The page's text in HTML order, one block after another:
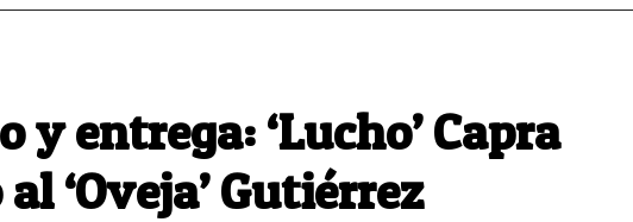
y entrega: ‘Lucho’ Capra
‘Oveja’ Gutiérrez